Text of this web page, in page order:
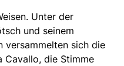
Unter der
und seinem
versammelten sich die
Cavallo, die Stimme